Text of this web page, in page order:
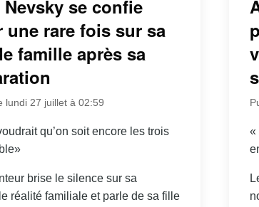
se confie
une rare fois sur sa
famille après sa
lundi 27 juillet à 02:59
qu’on soit encore les trois
brise le silence sur sa
réalité familiale et parle de sa fille
«